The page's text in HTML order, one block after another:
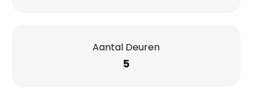
Aantal Deuren
5